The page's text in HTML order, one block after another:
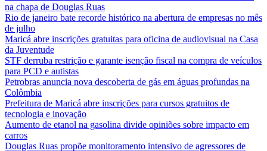
na chapa de Douglas Ruas
Rio de janeiro bate recorde histórico na abertura de empresas no mês
de julho
Maricá abre inscrições gratuitas para oficina de audiovisual na Casa
da Juventude
STF derruba restrição e garante isenção fiscal na compra de veículos
para PCD e autistas
Petrobras anuncia nova descoberta de gás em águas profundas na
Colômbia
Prefeitura de Maricá abre inscrições para cursos gratuitos de
tecnologia e inovação
Aumento de etanol na gasolina divide opiniões sobre impacto em
carros
Douglas Ruas propõe monitoramento intensivo de agressores de